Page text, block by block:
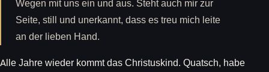
Wegen mit uns ein und aus. Steht auch mir zur
Seite, still und unerkannt, dass es treu mich leite
an der lieben Hand.
Alle Jahre wieder kommt das Christuskind. Quatsch, habe